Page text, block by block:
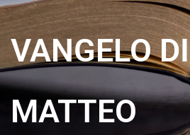
VANGELO DI
MATTEO